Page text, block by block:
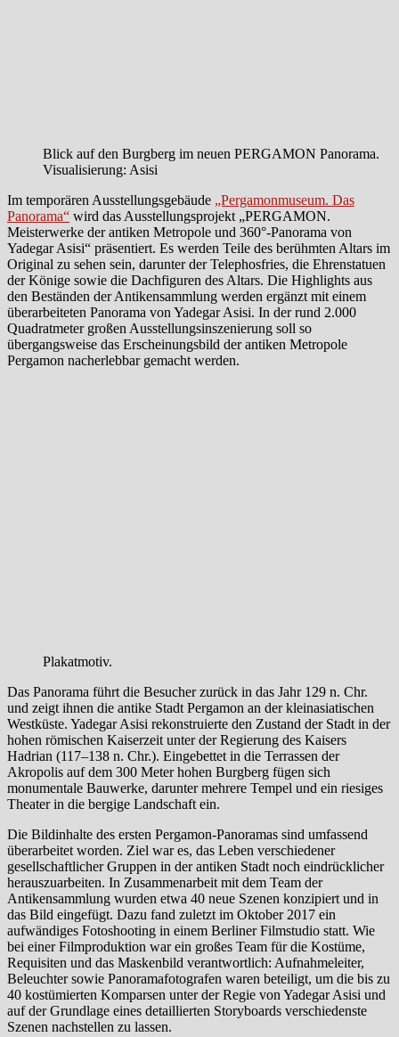
Blick auf den Burgberg im neuen PERGAMON Panorama.
Visualisierung: Asisi
Im temporären Ausstellungsgebäude „Pergamonmuseum. Das
Panorama“ wird das Ausstellungsprojekt „PERGAMON.
Meisterwerke der antiken Metropole und 360°-Panorama von
Yadegar Asisi“ präsentiert. Es werden Teile des berühmten Altars im
Original zu sehen sein, darunter der Telephosfries, die Ehrenstatuen
der Könige sowie die Dachfiguren des Altars. Die Highlights aus
den Beständen der Antikensammlung werden ergänzt mit einem
überarbeiteten Panorama von Yadegar Asisi. In der rund 2.000
Quadratmeter großen Ausstellungsinszenierung soll so
übergangsweise das Erscheinungsbild der antiken Metropole
Pergamon nacherlebbar gemacht werden.
Plakatmotiv.
Das Panorama führt die Besucher zurück in das Jahr 129 n. Chr.
und zeigt ihnen die antike Stadt Pergamon an der kleinasiatischen
Westküste. Yadegar Asisi rekonstruierte den Zustand der Stadt in der
hohen römischen Kaiserzeit unter der Regierung des Kaisers
Hadrian (117–138 n. Chr.). Eingebettet in die Terrassen der
Akropolis auf dem 300 Meter hohen Burgberg fügen sich
monumentale Bauwerke, darunter mehrere Tempel und ein riesiges
Theater in die bergige Landschaft ein.
Die Bildinhalte des ersten Pergamon-Panoramas sind umfassend
überarbeitet worden. Ziel war es, das Leben verschiedener
gesellschaftlicher Gruppen in der antiken Stadt noch eindrücklicher
herauszuarbeiten. In Zusammenarbeit mit dem Team der
Antikensammlung wurden etwa 40 neue Szenen konzipiert und in
das Bild eingefügt. Dazu fand zuletzt im Oktober 2017 ein
aufwändiges Fotoshooting in einem Berliner Filmstudio statt. Wie
bei einer Filmproduktion war ein großes Team für die Kostüme,
Requisiten und das Maskenbild verantwortlich: Aufnahmeleiter,
Beleuchter sowie Panoramafotografen waren beteiligt, um die bis zu
40 kostümierten Komparsen unter der Regie von Yadegar Asisi und
auf der Grundlage eines detaillierten Storyboards verschiedenste
Szenen nachstellen zu lassen.